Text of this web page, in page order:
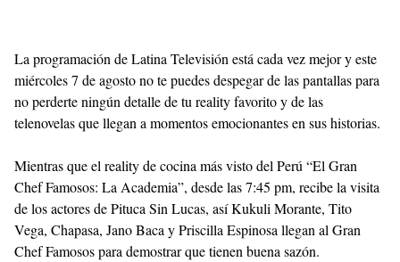
La programación de Latina Televisión está cada vez mejor y este
miércoles 7 de agosto no te puedes despegar de las pantallas para
no perderte ningún detalle de tu reality favorito y de las
telenovelas que llegan a momentos emocionantes en sus historias.
Mientras que el reality de cocina más visto del Perú “El Gran
Chef Famosos: La Academia”, desde las 7:45 pm, recibe la visita
de los actores de Pituca Sin Lucas, así Kukuli Morante, Tito
Vega, Chapasa, Jano Baca y Priscilla Espinosa llegan al Gran
Chef Famosos para demostrar que tienen buena sazón.